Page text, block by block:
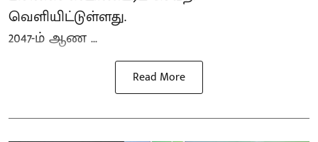
வெளியிட்டுள்ளது.
2047-ம் ஆண ...
Read More